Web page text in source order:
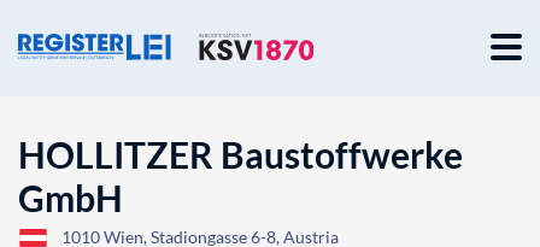
HOLLITZER Baustoffwerke
GmbH
1010 Wien, Stadiongasse 6-8, Austria